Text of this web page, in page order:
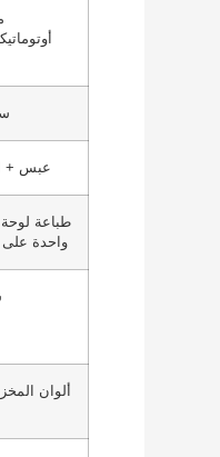
عبس +
طباعة
واحدة
ألوان